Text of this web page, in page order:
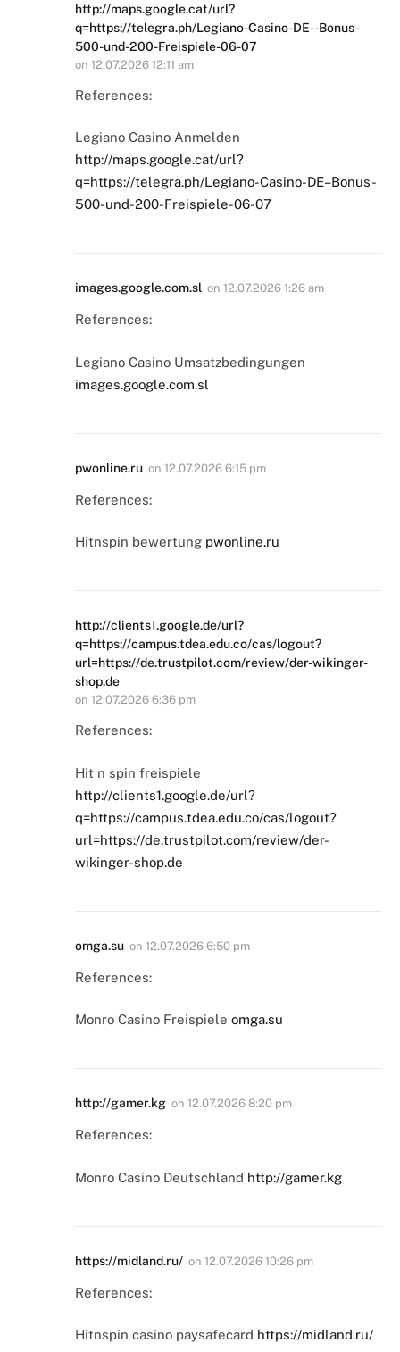
http://maps.google.cat/url?
q=https://telegra.ph/Legiano-Casino-DE--Bonus-
500-und-200-Freispiele-06-07
on 12.07.2026 12:11 am
References:
Legiano Casino Anmelden
http://maps.google.cat/url?
q=https://telegra.ph/Legiano-Casino-DE–Bonus-
500-und-200-Freispiele-06-07
images.google.com.sl on 12.07.2026 1:26 am
References:
Legiano Casino Umsatzbedingungen
images.google.com.sl
pwonline.ru on 12.07.2026 6:15 pm
References:
Hitnspin bewertung pwonline.ru
http://clients1.google.de/url?
q=https://campus.tdea.edu.co/cas/logout?
url=https://de.trustpilot.com/review/der-wikinger-
shop.de
on 12.07.2026 6:36 pm
References:
Hit n spin freispiele
http://clients1.google.de/url?
q=https://campus.tdea.edu.co/cas/logout?
url=https://de.trustpilot.com/review/der-
wikinger-shop.de
omga.su on 12.07.2026 6:50 pm
References:
Monro Casino Freispiele omga.su
http://gamer.kg on 12.07.2026 8:20 pm
References:
Monro Casino Deutschland http://gamer.kg
https://midland.ru/ on 12.07.2026 10:26 pm
References:
Hitnspin casino paysafecard https://midland.ru/